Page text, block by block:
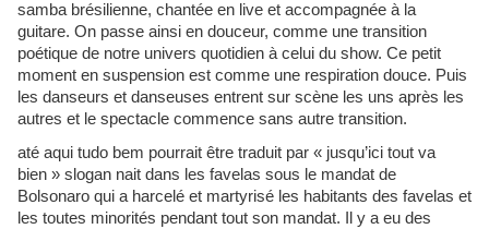
samba brésilienne, chantée en live et accompagnée à la
guitare. On passe ainsi en douceur, comme une transition
poétique de notre univers quotidien à celui du show. Ce petit
moment en suspension est comme une respiration douce. Puis
les danseurs et danseuses entrent sur scène les uns après les
autres et le spectacle commence sans autre transition.
até aqui tudo bem pourrait être traduit par « jusqu’ici tout va
bien » slogan nait dans les favelas sous le mandat de
Bolsonaro qui a harcelé et martyrisé les habitants des favelas et
les toutes minorités pendant tout son mandat. Il y a eu des